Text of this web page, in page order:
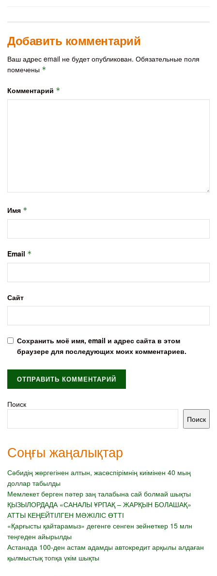
Добавить комментарий
Ваш адрес email не будет опубликован. Обязательные поля
помечены *
Комментарий *
Имя *
Email *
Сайт
Сохранить моё имя, email и адрес сайта в этом
браузере для последующих моих комментариев.
Поиск
Поиск
Соңғы жаңалықтар
Сәбидің жөргегінен алтын, жасөспірімнің киімінен 40 мың
доллар табылды
Мемлекет берген пәтер заң талабына сай болмай шықты
ҚЫЗЫЛОРДАДА «САНАЛЫ ҰРПАҚ – ЖАРҚЫН БОЛАШАҚ»
АТТЫ КЕҢЕЙТІЛГЕН МӘЖІЛІС ӨТТІ
«Қарғысты қайтарамыз» дегенге сенген зейнеткер 15 млн
теңгеден айырылды
Астанада 100-ден астам адамды автокредит арқылы алдаған
қылмыстық топқа үкім шықты